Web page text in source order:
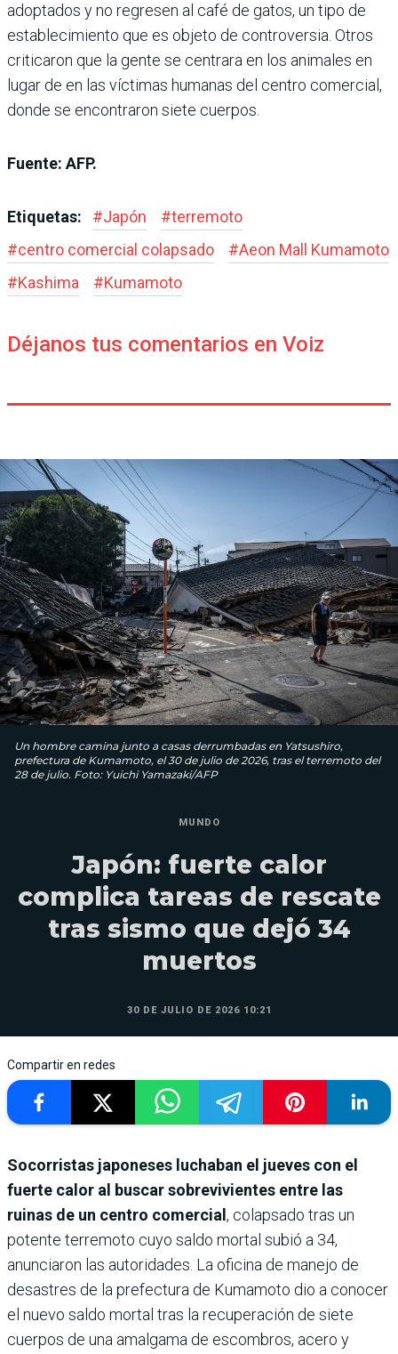
adoptados y no regresen al café de gatos, un tipo de
establecimiento que es objeto de controversia. Otros
criticaron que la gente se centrara en los animales en
lugar de en las víctimas humanas del centro comercial,
donde se encontraron siete cuerpos.
Fuente: AFP.
Etiquetas: #Japón #terremoto
#centro comercial colapsado #Aeon Mall Kumamoto
#Kashima #Kumamoto
Déjanos tus comentarios en Voiz
Un hombre camina junto a casas derrumbadas en Yatsushiro,
prefectura de Kumamoto, el 30 de julio de 2026, tras el terremoto del
28 de julio. Foto: Yuichi Yamazaki/AFP
MUNDO
Japón: fuerte calor
complica tareas de rescate
tras sismo que dejó 34
muertos
30 DE JULIO DE 2026 10:21
Compartir en redes
Socorristas japoneses luchaban el jueves con el
fuerte calor al buscar sobrevivientes entre las
ruinas de un centro comercial, colapsado tras un
potente terremoto cuyo saldo mortal subió a 34,
anunciaron las autoridades. La oficina de manejo de
desastres de la prefectura de Kumamoto dio a conocer
el nuevo saldo mortal tras la recuperación de siete
cuerpos de una amalgama de escombros, acero y